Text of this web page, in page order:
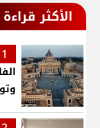
الأكثر قراءة
1